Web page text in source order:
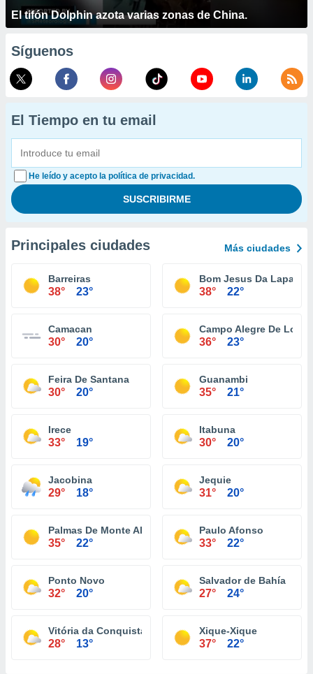
El tifón Dolphin azota varias zonas de China.
Síguenos
El Tiempo en tu email
He leído y acepto la política de privacidad.
Principales ciudades Más ciudades
Barreiras
38° 23°
Bom Jesus Da Lapa
38° 22°
Camacan
30° 20°
Campo Alegre De
36° 23°
Feira De Santana
30° 20°
Guanambi
35° 21°
Irece
33° 19°
Itabuna
30° 20°
Jacobina
29° 18°
Jequie
31° 20°
Palmas De Monte Alto
35° 22°
Paulo Afonso
33° 22°
Ponto Novo
32° 20°
Salvador de Bahía
27° 24°
Vitória da Conquista
28° 13°
Xique-Xique
37° 22°